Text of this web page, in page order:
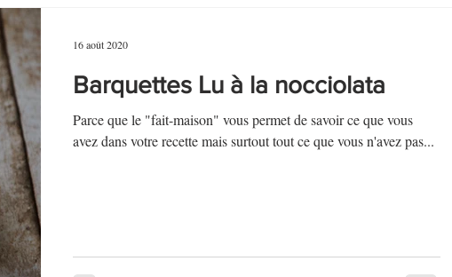
Barquettes Lu à la nocciolata
Parce que le "fait-maison" vous permet de savoir ce que vous
avez dans votre recette mais surtout tout ce que vous n'avez pas...
16 août 2020